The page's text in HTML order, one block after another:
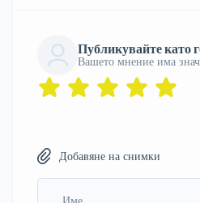
Публикувайте като
Вашето мнение има
Добавяне на снимки